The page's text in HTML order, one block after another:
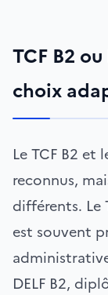
TCF B2
choix
Le TCF B2 et
reconnus,
différents. Le
est souvent
DELF B2,